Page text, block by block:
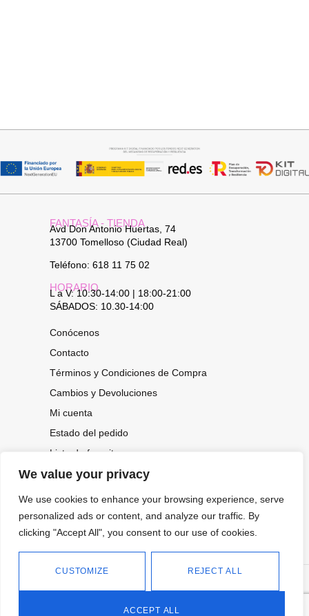
We value your privacy
We use cookies to enhance your browsing experience, serve
personalized ads or content, and analyze our traffic. By
clicking "Accept All", you consent to our use of cookies.
CUSTOMIZE REJECT ALL
ACCEPT ALL
FANTASÍA - TIENDA
Avd Don Antonio Huertas, 74
13700 Tomelloso (Ciudad Real)
Teléfono: 618 11 75 02
HORARIO
L a V: 10:30-14:00 | 18:00-21:00
SÁBADOS: 10.30-14:00
Conócenos
Contacto
Términos y Condiciones de Compra
Cambios y Devoluciones
Mi cuenta
Estado del pedido
Lista de favoritos
CONOCE NUESTRAS NOVEDADES,
OFERTAS...
2026.